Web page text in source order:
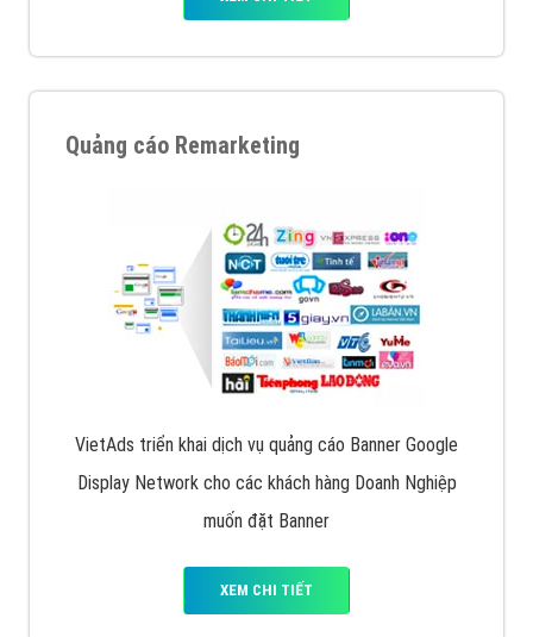
tài trợ có chữ Ad gồm 4 ví trí trên cùng và 3 vị trí
dưới cùng
Quảng cáo trên Facebook
VietAds cùng bạn tìm hiểu về các hình thức
chạy quảng cáo facebook, ưu và nhược điểm của